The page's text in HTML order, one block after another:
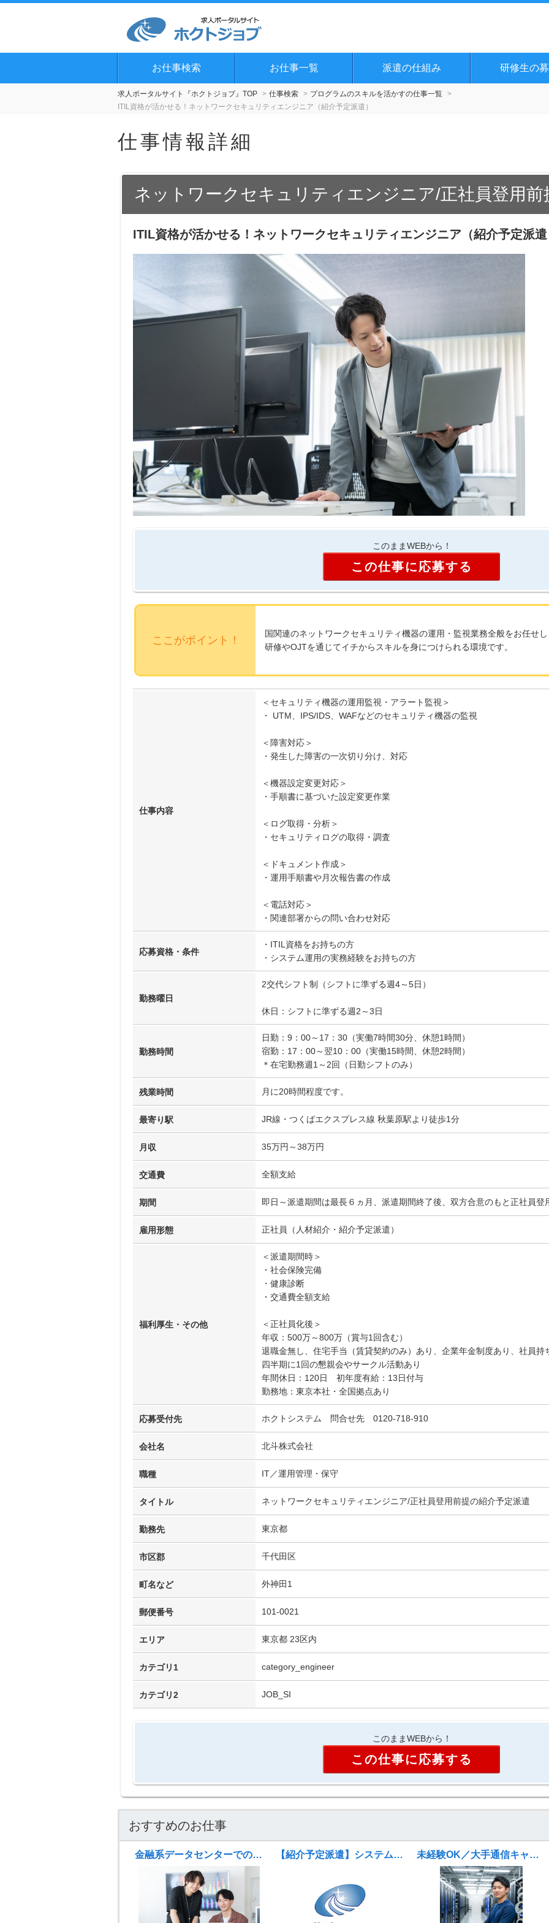
お仕事検索 お仕事一覧 派遣の仕組み 研修生の
求人ポータルサイト『ホクトジョブ』TOP 仕事検索
プログラムのスキルを活かすの仕事一覧
ITIL資格が活かせる！ネットワークセキュリティエンジニア（紹介予定派遣）
仕事情報詳細
ネットワークセキュリティエンジニア/正社員登用前
ITIL資格が活かせる！ネットワークセキュリティエンジニア（紹介予定派
このままWEBから！
この仕事に応募する
ここがポイント！
国関連のネットワークセキュリティ機器の運用・監視業務全般をお任せ
研修やOJTを通じてイチからスキルを身につけられる環境です。
仕事内容
＜セキュリティ機器の運用監視・アラート監視＞
・ UTM、IPS/IDS、WAFなどのセキュリティ機器の監視
＜障害対応＞
・発生した障害の一次切り分け、対応
＜機器設定変更対応＞
・手順書に基づいた設定変更作業
＜ログ取得・分析＞
・セキュリティログの取得・調査
＜ドキュメント作成＞
・運用手順書や月次報告書の作成
＜電話対応＞
・関連部署からの問い合わせ対応
応募資格・条件
・ITIL資格をお持ちの方
・システム運用の実務経験をお持ちの方
勤務曜日
2交代シフト制（シフトに準ずる週4～5日）
休日：シフトに準ずる週2～3日
勤務時間
日勤：9：00～17：30（実働7時間30分、休憩1時間）
宿勤：17：00～翌10：00（実働15時間、休憩2時間）
＊在宅勤務週1～2回（日勤シフトのみ）
残業時間 月に20時間程度です。
最寄り駅 JR線・つくばエクスプレス線 秋葉原駅より徒歩1分
月収 35万円～38万円
交通費 全額支給
期間 即日～派遣期間は最長６ヵ月、派遣期間終了後、双方合意のもと正社員登
雇用形態 正社員（人材紹介・紹介予定派遣）
福利厚生・その他
＜派遣期間時＞
・社会保険完備
・健康診断
・交通費全額支給
＜正社員化後＞
年収：500万～800万（賞与1回含む）
退職金無し、住宅手当（賃貸契約のみ）あり、企業年金制度あり、社員持
四半期に1回の懇親会やサークル活動あり
年間休日：120日 初年度有給：13日付与
勤務地：東京本社・全国拠点あり
応募受付先 ホクトシステム 問合せ先 0120-718-910
会社名 北斗株式会社
職種 IT／運用管理・保守
タイトル ネットワークセキュリティエンジニア/正社員登用前提の紹介予定派遣
勤務先 東京都
市区郡 千代田区
町名など 外神田1
郵便番号 101-0021
エリア 東京都 23区内
カテゴリ1 category_engineer
カテゴリ2 JOB_SI
このままWEBから！
この仕事に応募する
おすすめのお仕事
金融系データセンターでのホスト運用管理（無期雇用派遣／土日祝休み／日勤のみ／8月スタート） 【紹介予定派遣】システム運用・保守エンジニア（サーバー監視・障害対応） 未経験OK／大手通信キャリア系データセンター運用スタッフ